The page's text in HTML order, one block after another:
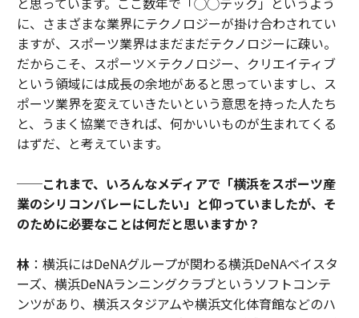
に、さまざまな業界にテクノロジーが掛け合わされてい
ますが、スポーツ業界はまだまだテクノロジーに疎い。
だからこそ、スポーツ×テクノロジー、クリエイティブ
という領域には成長の余地があると思っていますし、ス
ポーツ業界を変えていきたいという意思を持った人たち
と、うまく協業できれば、何かいいものが生まれてくる
はずだ、と考えています。
──これまで、いろんなメディアで「横浜をスポーツ産
業のシリコンバレーにしたい」と仰っていましたが、そ
のために必要なことは何だと思いますか？
林：横浜にはDeNAグループが関わる横浜DeNAベイスタ
ーズ、横浜DeNAランニングクラブというソフトコンテ
ンツがあり、横浜スタジアムや横浜文化体育館などのハ